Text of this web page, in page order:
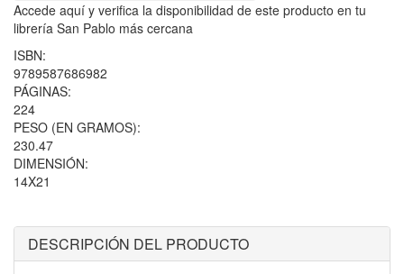
Accede aquí y verifica la disponibilidad de este producto en tu
librería San Pablo más cercana
ISBN:
9789587686982
PÁGINAS:
224
PESO (EN GRAMOS):
230.47
DIMENSIÓN:
14X21
DESCRIPCIÓN DEL PRODUCTO